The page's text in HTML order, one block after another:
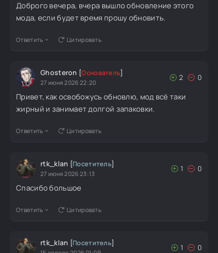
Доброго вечера, вчера вышло обновление этого
мода, если будет время прошу обновить.
Ответить Цитировать
Ghosteron [Основатель]
27 июня 2026 22:20
2 0
Привет, как освобожусь обновлю, мод всё таки
жирный и занимает долгой запаковки.
Ответить Цитировать
rtk_klan [Посетитель]
27 июня 2026 23:13
1 0
Спасибо большое
Ответить Цитировать
rtk_klan [Посетитель] 1 0